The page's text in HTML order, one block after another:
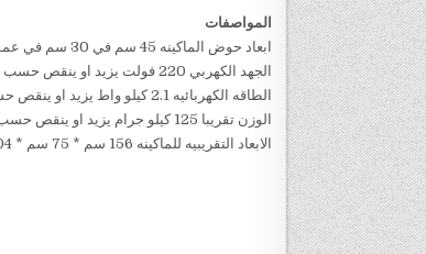
المواصفات
ابعاد حوض الماكينه 45 سم في 30 سم في عمق 25 سم يزيد او ينقص حسب تحديث الماكينة
الجهد الكهربي 220 فولت يزيد او ينقص حسب الكهرباء المتاحه
الطاقه الكهربائيه 2.1 كيلو واط يزيد او ينقص حسب تحديث الماكينة
الوزن تقريبا 125 كيلو جرام يزيد او ينقص حسب تحديث الماكينة
الابعاد التقريبيه للماكينه 156 سم * 75 سم * 104 سم